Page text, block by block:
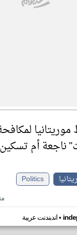
ناجعة أم
Politics
اندبندنت عربية•